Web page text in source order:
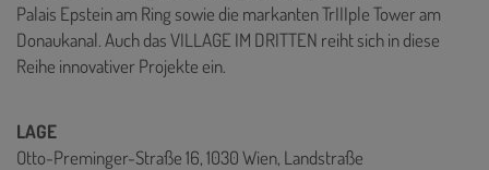
Palais Epstein am Ring sowie die markanten TrIIIple Tower am
Donaukanal. Auch das VILLAGE IM DRITTEN reiht sich in diese
Reihe innovativer Projekte ein.
LAGE
Otto-Preminger-Straße 16, 1030 Wien, Landstraße